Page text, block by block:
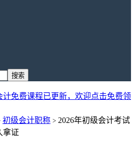
计免费课程已更新，欢迎点击免费领
初级会计职称 > 2026年初级会计考试
拿证